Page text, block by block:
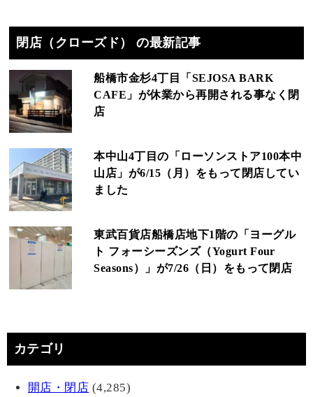
閉店（クローズド） の最新記事
船橋市金杉4丁目「SEJOSA BARK
CAFE」が休業から再開される事なく閉
店
本中山4丁目の「ローソンストア100本中
山店」が6/15（月）をもって閉店してい
ました
東武百貨店船橋店地下1階の「ヨーグル
ト フォーシーズンズ（Yogurt Four
Seasons）」が7/26（日）をもって閉店
カテゴリ
開店・閉店 (4,285)